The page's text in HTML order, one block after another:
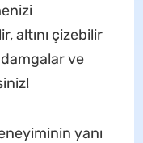
altını çizebilir
ve
yanı